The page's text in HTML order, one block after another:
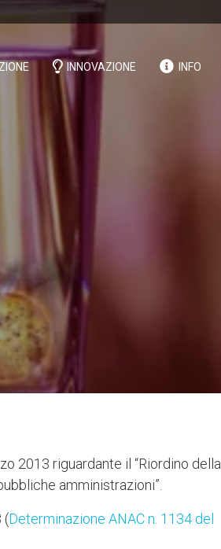
INNOVAZIONE INFO
2013 riguardante il “Riordino della
amministrazioni”.
(Determinazione ANAC n. 1134 del